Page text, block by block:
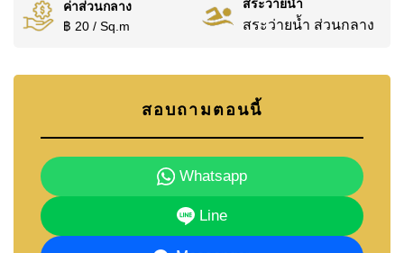
ค่าส่วนกลาง
฿ 20 / Sq.m
สระว่ายน้ำ
สระว่ายน้ำ ส่วนกลาง
สอบถามตอนนี้
Whatsapp
Line